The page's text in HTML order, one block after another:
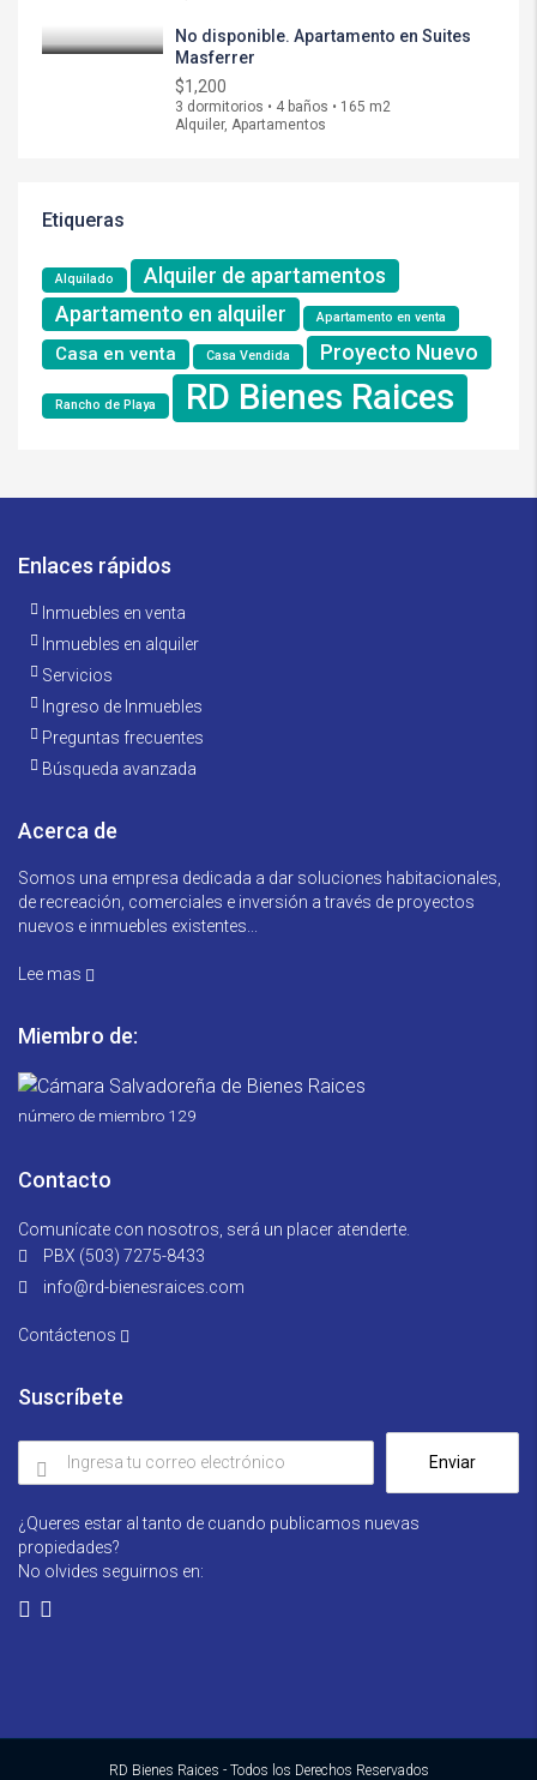
No disponible. Apartamento en Suites
Masferrer
$1,200
3 dormitorios • 4 baños • 165 m2
Alquiler, Apartamentos
Etiqueras
Alquilado
Alquiler de apartamentos
Apartamento en alquiler
Apartamento en venta
Casa en venta Casa Vendida Proyecto Nuevo
Rancho de Playa RD Bienes Raices
Enlaces rápidos
Inmuebles en venta
Inmuebles en alquiler
Servicios
Ingreso de Inmuebles
Preguntas frecuentes
Búsqueda avanzada
Acerca de
Somos una empresa dedicada a dar soluciones habitacionales,
de recreación, comerciales e inversión a través de proyectos
nuevos e inmuebles existentes...
Lee mas
Miembro de:
número de miembro 129
Contacto
Comunícate con nosotros, será un placer atenderte.
PBX (503) 7275-8433
info@rd-bienesraices.com
Contáctenos
Suscríbete
Enviar
¿Queres estar al tanto de cuando publicamos nuevas
propiedades?
No olvides seguirnos en:
RD Bienes Raices - Todos los Derechos Reservados